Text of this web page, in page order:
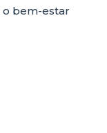
bem-estar